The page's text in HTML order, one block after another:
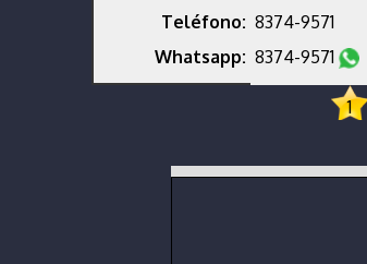
Teléfono: 8374-9571
Whatsapp: 8374-9571
1